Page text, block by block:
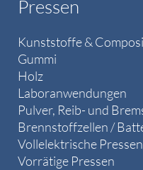
Pressen
Kunststoffe &
Gummi
Holz
Laboranwendungen
Pulver, Reib- und
Brennstoffzellen /
Vollelektrische
Vorrätige Pressen